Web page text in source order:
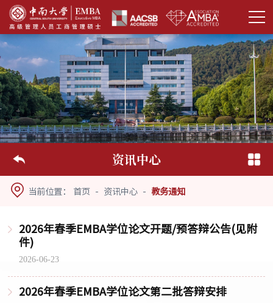
资讯中心
当前位置： 首页- 资讯中心- 教务通知
2026年春季EMBA学位论文开题/预答辩公告(见附
件)
2026-06-23
2026年春季EMBA学位论文第二批答辩安排